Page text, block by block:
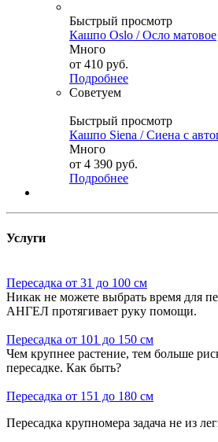
Быстрый просмотр
Кашпо Oslo / Осло матовое
Много
от 410 руб.
Подробнее
Советуем
Быстрый просмотр
Кашпо Siena / Сиена с
Много
от 4 390 руб.
Подробнее
Услуги
Пересадка от 31 до 100 см
Никак не можете выбрать время для
АНГЕЛ протягивает руку помощи.
Пересадка от 101 до 150 см
Чем крупнее растение, тем больше
пересадке. Как быть?
Пересадка от 151 до 180 см
Пересадка крупномера задача не из